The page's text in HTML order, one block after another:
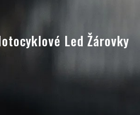
Led Žárovky